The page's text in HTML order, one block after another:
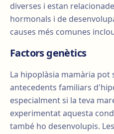
diverses i estan
hormonals i de
causes més comunes
Factors genètics
La hipoplàsia mamària pot
antecedents familiars
especialment si la teva
experimentat aquesta
també ho desenvolupis.